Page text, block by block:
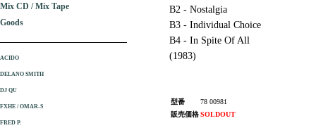
B2 - Nostalgia
B3 - Individual Choice
B4 - In Spite Of All
(1983)
型番
78 00981
販売価格SOLDOUT
Mix CD / Mix Tape
Goods
ACIDO
DELANO SMITH
DJ QU
FXHE / OMAR-S
FRED P.